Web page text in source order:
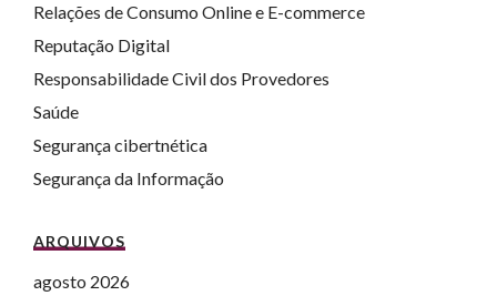
Relações de Consumo Online e E-commerce
Reputação Digital
Responsabilidade Civil dos Provedores
Saúde
Segurança cibertnética
Segurança da Informação
ARQUIVOS
agosto 2026